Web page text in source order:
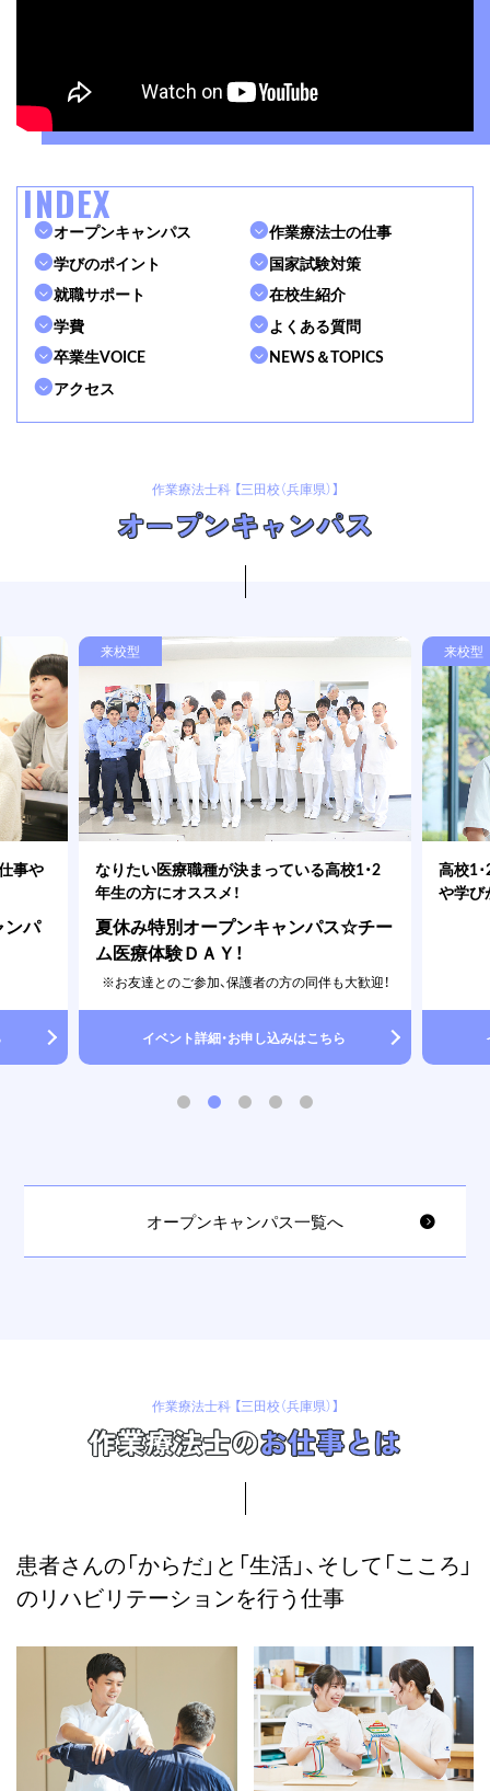
INDEX
オープンキャンパス
作業療法士の仕事
学びのポイント
国家試験対策
就職サポート
在校生紹介
学費
よくある質問
卒業生VOICE
NEWS＆TOPICS
アクセス
作業療法士科 【三田校（兵庫県）】
オープンキャンパス
事や
ンパ
来校型
なりたい医療職種が決まっている高校1・2
年生の方にオススメ！
夏休み特別オープンキャンパス☆チー
ム医療体験ＤＡＹ！
※お友達とのご参加、保護者の方の同伴も大歓迎！
イベント詳細・お申し込みはこちら
来校型
高校1･
や学び
オープンキャンパス一覧へ
作業療法士科 【三田校（兵庫県）】
作業療法士のお仕事とは
患者さんの「からだ」と「生活」、そして「こころ」
のリハビリテーションを行う仕事